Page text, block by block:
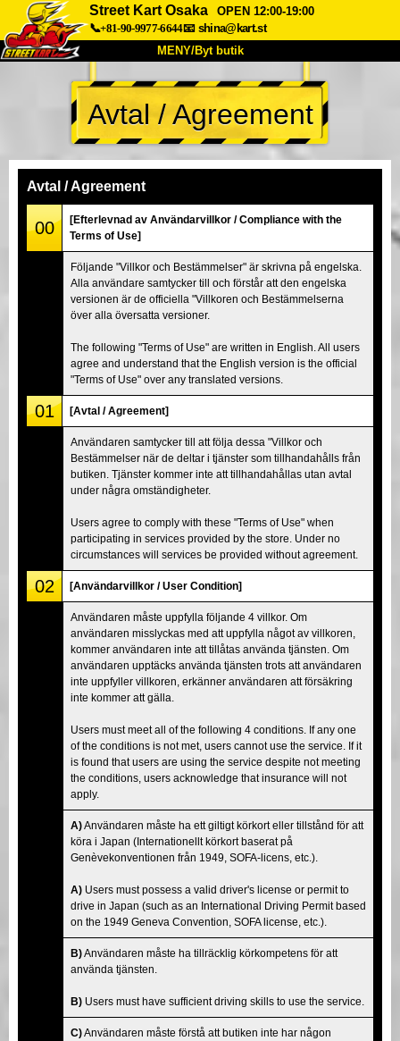
Street Kart Osaka
OPEN 12:00-19:00
📞+81-90-9977-6644📧 shina@kart.st
MENY/Byt butik
HEM
Om oss Specifikationer Pris
Företag
Tokyo Shinagawa
Tokyo Akihabara#2 Tokyo Shibuya
Tokyo Shibuya Annex Tokyo Bay
Okinawa
Avtal / Agreement
Avtal / Agreement
00
[Efterlevnad av Användarvillkor / Compliance with the
Terms of Use]
Följande "Villkor och Bestämmelser" är skrivna på engelska.
Alla användare samtycker till och förstår att den engelska
versionen är de officiella "Villkoren och Bestämmelserna
över alla översatta versioner.
The following "Terms of Use" are written in English. All users
agree and understand that the English version is the official
"Terms of Use" over any translated versions.
01 [Avtal / Agreement]
Användaren samtycker till att följa dessa "Villkor och
Bestämmelser när de deltar i tjänster som tillhandahålls från
butiken. Tjänster kommer inte att tillhandahållas utan avtal
under några omständigheter.
Users agree to comply with these "Terms of Use" when
participating in services provided by the store. Under no
circumstances will services be provided without agreement.
02 [Användarvillkor / User Condition]
Användaren måste uppfylla följande 4 villkor. Om
användaren misslyckas med att uppfylla något av villkoren,
kommer användaren inte att tillåtas använda tjänsten. Om
användaren upptäcks använda tjänsten trots att användaren
inte uppfyller villkoren, erkänner användaren att försäkring
inte kommer att gälla.
Users must meet all of the following 4 conditions. If any one
of the conditions is not met, users cannot use the service. If it
is found that users are using the service despite not meeting
the conditions, users acknowledge that insurance will not
apply.
A)Användaren måste ha ett giltigt körkort eller tillstånd för att
köra i Japan (Internationellt körkort baserat på
Genèvekonventionen från 1949, SOFA-licens, etc.).
A) Users must possess a valid driver's license or permit to
drive in Japan (such as an International Driving Permit based
on the 1949 Geneva Convention, SOFA license, etc.).
B)Användaren måste ha tillräcklig körkompetens för att
använda tjänsten.
B) Users must have sufficient driving skills to use the service.
C)Användaren måste förstå att butiken inte har någon